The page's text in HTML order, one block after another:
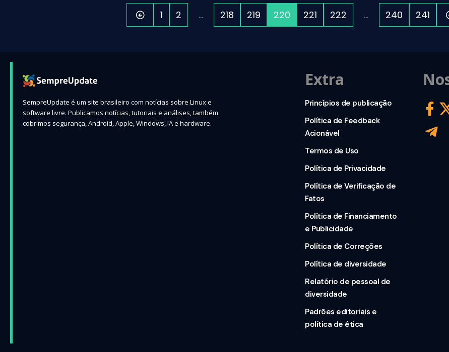
1 2 … 218 219 220 221 222 … 240 241
SempreUpdate é um site brasileiro com notícias sobre Linux e
software livre. Publicamos notícias, tutoriais e análises, também
cobrimos segurança, Android, Apple, Windows, IA e hardware.
Extra
Princípios de publicação
Política de Feedback
Acionável
Termos de Uso
Política de Privacidade
Política de Verificação de
Fatos
Política de Financiamento
e Publicidade
Política de Correções
Política de diversidade
Relatório de pessoal de
diversidade
Padrões editoriais e
política de ética